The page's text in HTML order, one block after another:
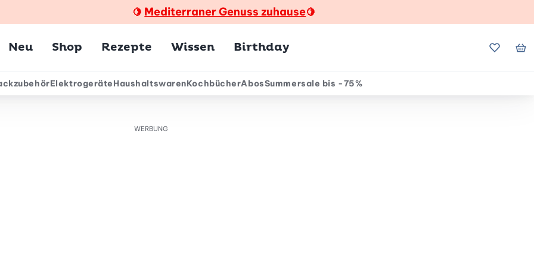
🍋 Mediterraner Genuss zuhause🍋
Neu Shop Rezepte Wissen Birthday Meine
ElektrogeräteHaushaltswarenKochbücherAbosSummersale bis -75%
WERBUNG